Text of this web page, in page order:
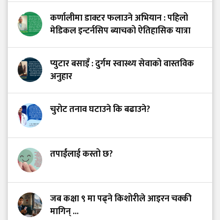
कर्णालीमा डाक्टर फलाउने अभियान : पहिलो
मेडिकल इन्टर्नसिप ब्याचको ऐतिहासिक यात्रा
प्युटार बसाइँ : दुर्गम स्वास्थ्य सेवाको वास्तविक
अनुहार
चुरोट तनाव घटाउने कि बढाउने?
तपाईंलाई कस्तो छ?
जब कक्षा ९ मा पढ्ने किशोरीले आइरन चक्की
मागिन् ...